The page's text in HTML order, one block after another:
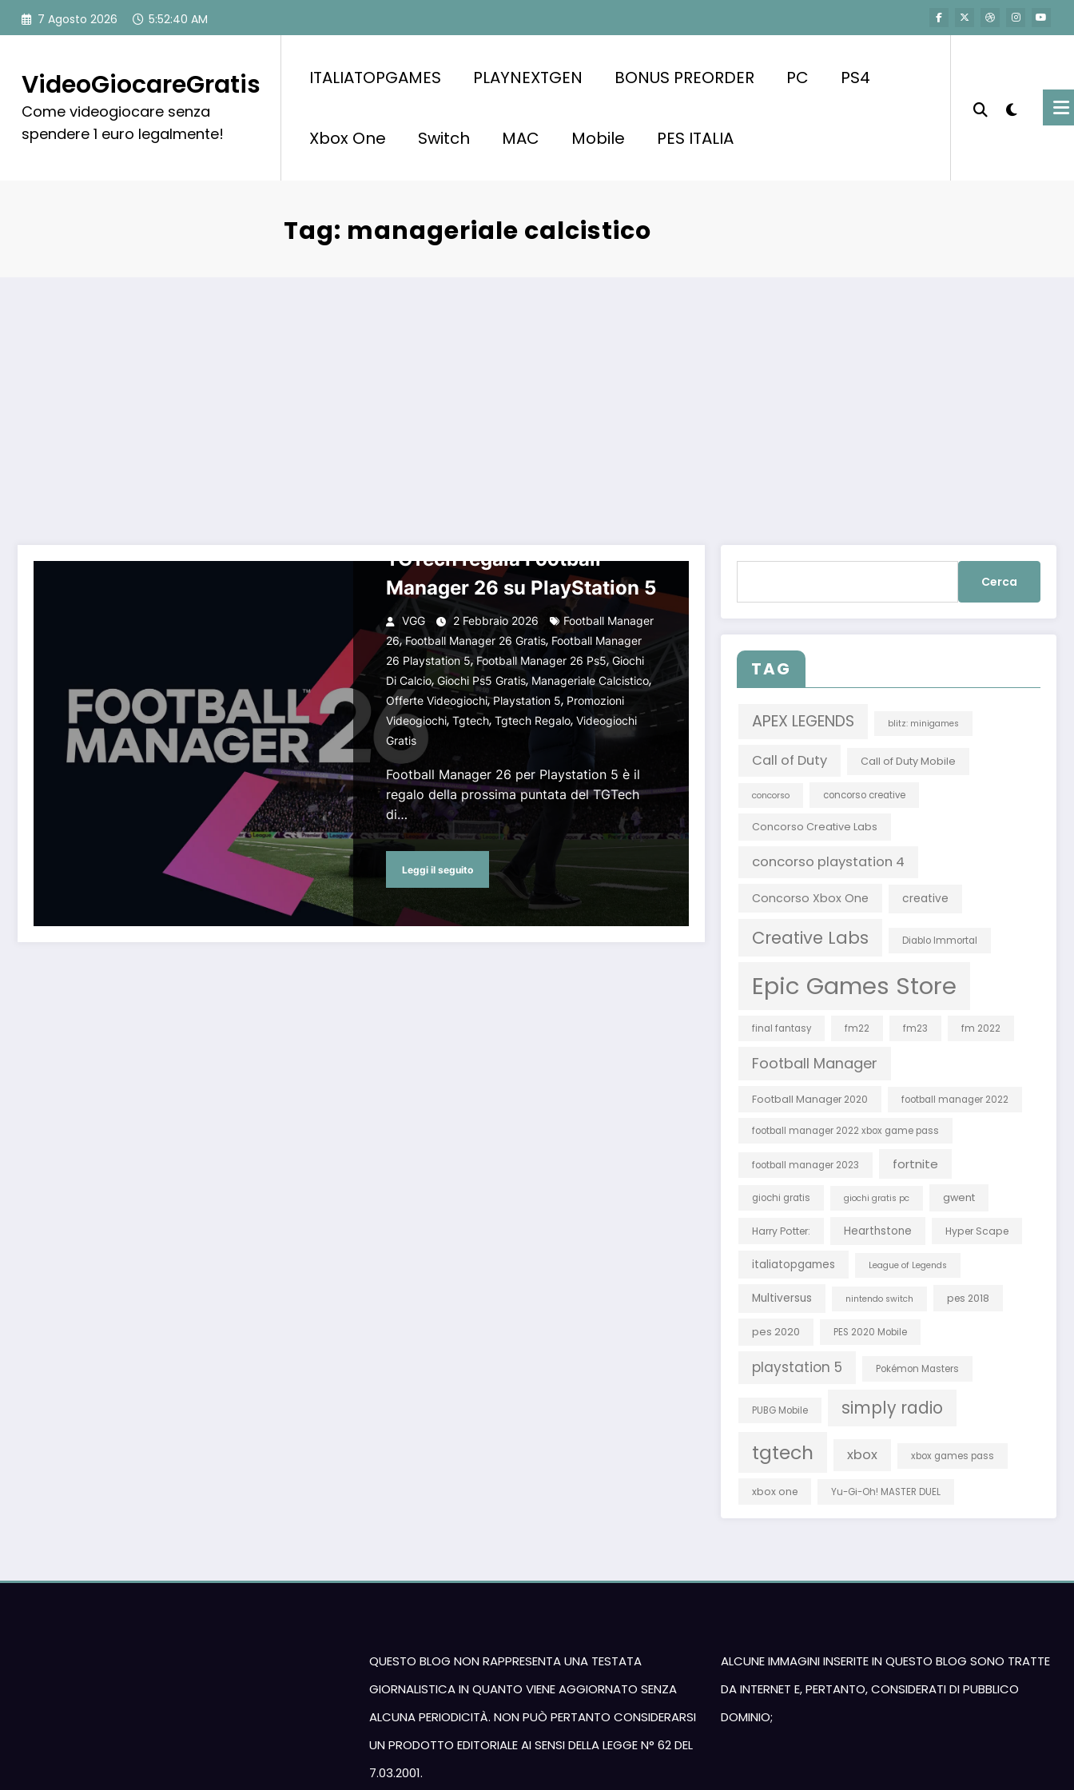
7 Agosto 2026 5:52:41 AM
VideoGiocareGratis
Come videogiocare senza
spendere 1 euro legalmente!
ITALIATOPGAMES PLAYNEXTGEN BONUS PREORDER PC PS4
Xbox One Switch MAC Mobile PES ITALIA
Tag: manageriale calcistico
Giovedì da non perdere: TGTech regala Football Manager 26 su PlayStation 5
TGTech regala Football
Manager 26 su PlayStation 5
VGG 2 Febbraio 2026
Football Manager
26,Football Manager 26 Gratis, Football Manager
26 Playstation 5, Football Manager 26 Ps5, Giochi
Di Calcio, Giochi Ps5 Gratis, Manageriale Calcistico,
Offerte Videogiochi,Playstation 5, Promozioni
Videogiochi, Tgtech, Tgtech Regalo, Videogiochi
Gratis
Football Manager 26 per Playstation 5 è il
regalo della prossima puntata del TGTech
di…
Leggi il seguito
TAG
APEX LEGENDS blitz: minigames
Call of Duty Call of Duty Mobile
concorso concorso creative
Concorso Creative Labs
concorso playstation 4
Concorso Xbox One creative
Creative Labs Diablo Immortal
Epic Games Store
final fantasy fm22 fm23 fm 2022
Football Manager
Football Manager 2020 football manager 2022
football manager 2022 xbox game pass
football manager 2023 fortnite
giochi gratis giochi gratis pc gwent
Harry Potter: Hearthstone Hyper Scape
italiatopgames League of Legends
Multiversus nintendo switch pes 2018
pes 2020 PES 2020 Mobile
playstation 5 Pokémon Masters
PUBG Mobile simply radio
tgtech xbox xbox games pass
xbox one Yu-Gi-Oh! MASTER DUEL
QUESTO BLOG NON RAPPRESENTA UNA TESTATA
GIORNALISTICA IN QUANTO VIENE AGGIORNATO SENZA
ALCUNA PERIODICITÀ. NON PUÒ PERTANTO CONSIDERARSI
UN PRODOTTO EDITORIALE AI SENSI DELLA LEGGE N° 62 DEL
7.03.2001.
ALCUNE IMMAGINI INSERITE IN QUESTO BLOG SONO TRATTE
DA INTERNET E, PERTANTO, CONSIDERATI DI PUBBLICO
DOMINIO;